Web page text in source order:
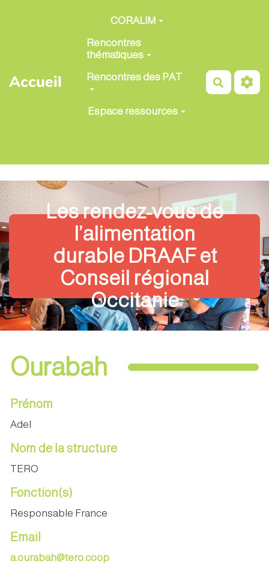
Aller au contenu principal
Accueil
CORALIM
Rencontres
thématiques
Rencontres des PAT
Espace ressources
Les rendez-vous de
l’alimentation
durable DRAAF et
Conseil régional
Occitanie
Ourabah
Prénom
Adel
Nom de la structure
TERO
Fonction(s)
Responsable France
Email
a.ourabah@tero.coop